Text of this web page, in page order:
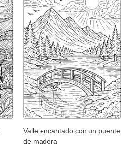
Valle encantado con un puente
de madera